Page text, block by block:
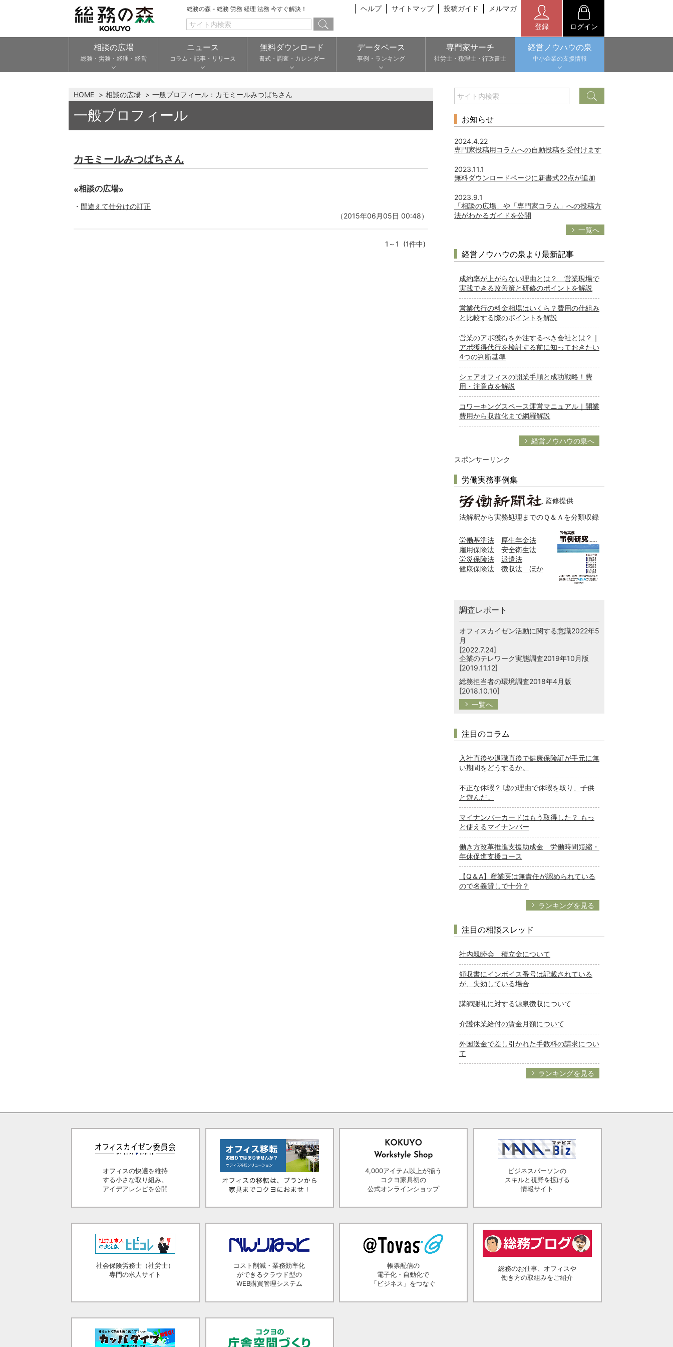
総務の森 - 総務 労務 経理 法務 今すぐ解決！ ヘルプ サイトマップ 投稿ガイド メルマガ
登録 ログイン
相談の広場
総務・労務・経理・経営
ニュース
コラム・記事・リリース
無料ダウンロード
書式・調査・カレンダー
データベース
事例・ランキング
専門家サーチ
社労士・税理士・行政書士
経営ノウハウの泉
中小企業の支援情報
HOME 相談の広場 一般プロフィール：カモミールみつばちさん
一般プロフィール
カモミールみつばちさん
相談の広場
間違えて仕分けの訂正
（2015年06月05日 00:48）
1～1 (1件中)
お知らせ
2024.4.22
専門家投稿用コラムへの自動投稿を受付けます
2023.11.1
無料ダウンロードページに新書式22点が追加
2023.9.1
「相談の広場」や「専門家コラム」への投稿方
法がわかるガイドを公開
一覧へ
経営ノウハウの泉より最新記事
成約率が上がらない理由とは？ 営業現場で
実践できる改善策と研修のポイントを解説
営業代行の料金相場はいくら？費用の仕組み
と比較する際のポイントを解説
営業のアポ獲得を外注するべき会社とは？｜
アポ獲得代行を検討する前に知っておきたい
4つの判断基準
シェアオフィスの開業手順と成功戦略！費
用・注意点を解説
コワーキングスペース運営マニュアル｜開業
費用から収益化まで網羅解説
経営ノウハウの泉へ
スポンサーリンク
労働実務事例集
監修提供
法解釈から実務処理までのＱ＆Ａを分類収録
労働基準法
厚生年金法
雇用保険法
安全衛生法
労災保険法
派遣法
健康保険法
徴収法 ほか
調査レポート
オフィスカイゼン活動に関する意識2022年5
月
[2022.7.24]
企業のテレワーク実態調査2019年10月版
[2019.11.12]
総務担当者の環境調査2018年4月版
[2018.10.10]
一覧へ
注目のコラム
入社直後や退職直後で健康保険証が手元に無
い期間をどうするか。
不正な休暇？ 嘘の理由で休暇を取り、子供
と遊んだ。
マイナンバーカードはもう取得した？ もっ
と使えるマイナンバー
働き方改革推進支援助成金 労働時間短縮・
年休促進支援コース
【Q＆A】産業医は無責任が認められている
ので名義貸しで十分？
ランキングを見る
注目の相談スレッド
社内親睦会 積立金について
領収書にインボイス番号は記載されている
が、失効している場合
講師謝礼に対する源泉徴収について
介護休業給付の賃金月額について
外国送金で差し引かれた手数料の請求につい
て
ランキングを見る
オフィスの快適を維持
する小さな取り組み。
アイデアレシピを公開
4,000アイテム以上が揃う
コクヨ家具初の
公式オンラインショップ
ビジネスパーソンの
スキルと視野を拡げる
情報サイト
社会保険労務士（社労士）
専門の求人サイト
コスト削減・業務効率化
ができるクラウド型の
WEB購買管理システム
帳票配信の
電子化・自動化で
「ビジネス」をつなぐ
総務のお仕事、オフィスや
働き方の取組みをご紹介